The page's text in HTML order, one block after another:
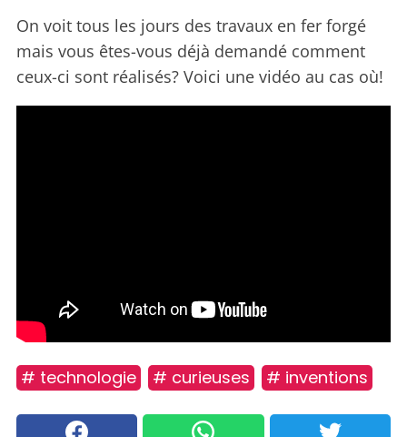
On voit tous les jours des travaux en fer forgé
mais vous êtes-vous déjà demandé comment
ceux-ci sont réalisés? Voici une vidéo au cas où!
# technologie # curieuses # inventions